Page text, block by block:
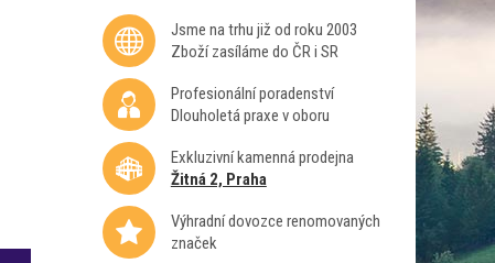
Jsme na trhu již od roku 2003
Zboží zasíláme do ČR i SR
Profesionální poradenství
Dlouholetá praxe v oboru
Exkluzivní kamenná prodejna
Žitná 2, Praha
Výhradní dovozce renomovaných
značek